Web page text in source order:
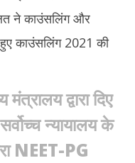
ने काउंसलिंग और
काउंसलिंग 2021 की
द्वारा दिए
न्यायालय के
NEET-PG